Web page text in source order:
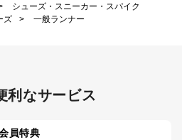
シューズ・スニーカー・スパイク
ズ >
一般ランナー
利なサービス
員特典